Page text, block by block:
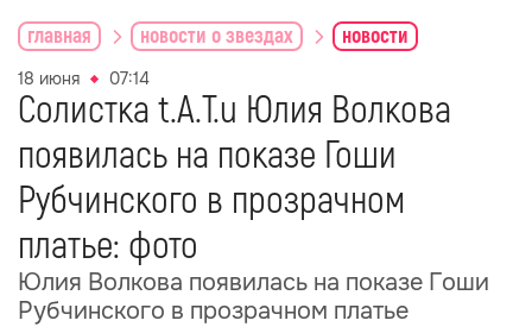
главная новости о звездах новости
18 июня 07:14
Солистка t.A.T.u Юлия Волкова
появилась на показе Гоши
Рубчинского в прозрачном
платье: фото
Юлия Волкова появилась на показе Гоши
Рубчинского в прозрачном платье